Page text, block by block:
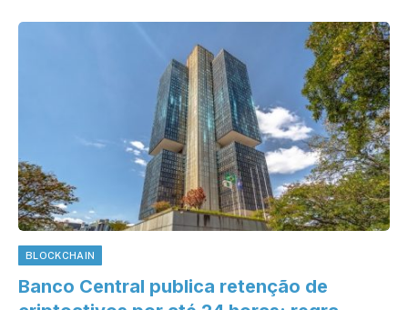
BLOCKCHAIN
Banco Central publica retenção de